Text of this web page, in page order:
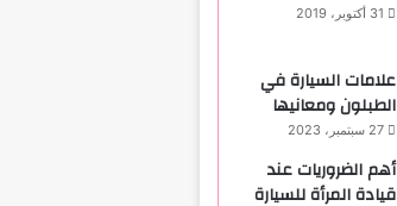
31 أكتوبر، 2019
علامات السيارة في
الطبلون ومعانيها
27 سبتمبر، 2023
أهم الضروريات عند
قيادة المرأة للسيارة